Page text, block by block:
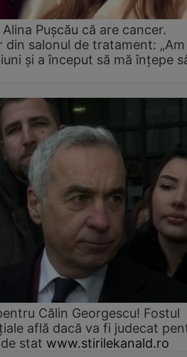
Pușcău că are cancer.
salonul de tratament:
și a început să mă înțepe
Călin Georgescu! Fostul
află dacă va fi judecat
stat www.stirilekanald.ro